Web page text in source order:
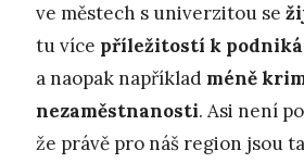
ve městech s univerzitou se
tu více příležitostí k
a naopak například méně
nezaměstnanosti. Asi není
že právě pro náš region jsou